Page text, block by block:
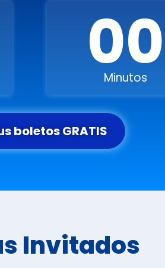
00
Minutos
boletos GRATIS
Invitados